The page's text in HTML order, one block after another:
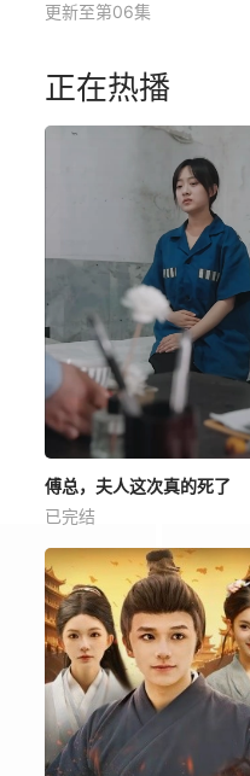
更新至第06集
正在热播
傅总，夫人这次真的死了
已完结